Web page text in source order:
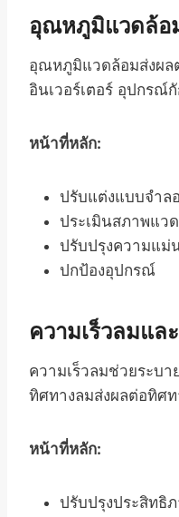
อุณหภูมิแวดล้อ
อุณหภูมิแวดล้อมส่งผล
อินเวอร์เตอร์ อุปกรณ์
หน้าที่หลัก:
ปรับแต่งแบบจำล
ประเมินสภาพแว
ปรับปรุงความแม่
ปกป้องอุปกรณ์
ความเร็วลมแล
ความเร็วลมช่วยระบ
ทิศทางลมส่งผลต่อทิศ
หน้าที่หลัก:
ปรับปรุงประสิทธิ